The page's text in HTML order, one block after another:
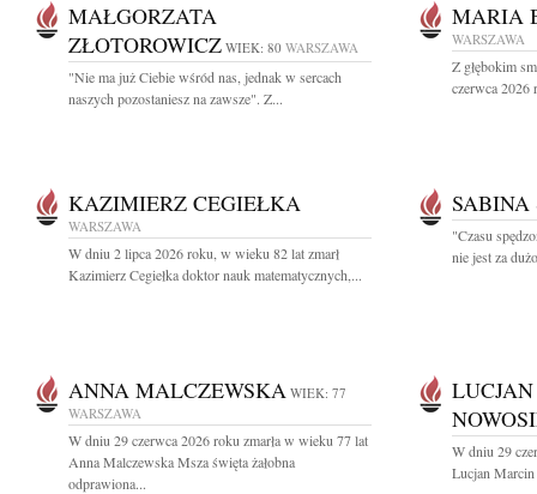
MAŁGORZATA
ZŁOTOROWICZ WIEK: 80 WARSZAWA
"Nie ma już Ciebie wśród nas, jednak w sercach
naszych pozostaniesz na zawsze". Z...
MARIA
WARSZAWA
Z głębokim
czerwca 2026
KAZIMIERZ CEGIEŁKA
WARSZAWA
W dniu 2 lipca 2026 roku, w wieku 82 lat zmarł
Kazimierz Cegiełka doktor nauk matematycznych,...
SABINA
"Czasu
nie jest za
ANNA MALCZEWSKA WIEK: 77
WARSZAWA
W dniu 29 czerwca 2026 roku zmarła w wieku 77 lat
Anna Malczewska Msza święta żałobna
odprawiona...
W dniu 29
Lucjan